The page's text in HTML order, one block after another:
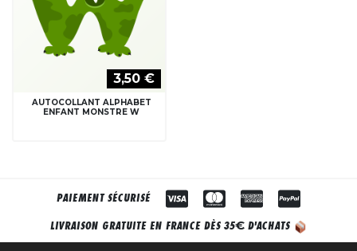
3,50 €
AUTOCOLLANT ALPHABET
ENFANT MONSTRE W
PAIEMENT SÉCURISÉ
LIVRAISON GRATUITE EN FRANCE DÈS 35€ D'ACHATS